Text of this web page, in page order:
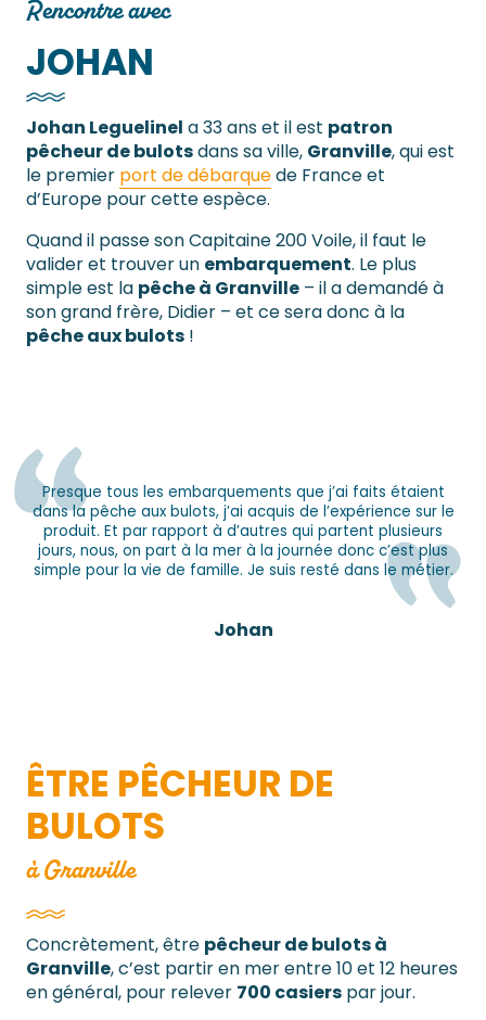
Rencontre avec
JOHAN
Johan Leguelinel a 33 ans et il est patron
pêcheur de bulotsdans sa ville, Granville, qui est
le premier port de débarquede France et
d’Europe pour cette espèce.
Quand il passe son Capitaine 200 Voile, il faut le
valider et trouver un embarquement. Le plus
simple est la pêche à Granville – il a demandé à
son grand frère, Didier – et ce sera donc à la
pêche aux bulots !
Presque tous les embarquements que j’ai faits étaient
dans la pêche aux bulots, j’ai acquis de l’expérience sur le
produit. Et par rapport à d’autres qui partent plusieurs
jours, nous, on part à la mer à la journée donc c’est plus
simple pour la vie de famille. Je suis resté dans le métier.
Johan
ÊTRE PÊCHEUR DE
BULOTS
à Granville
Concrètement, être pêcheur de bulots à
Granville, c’est partir en mer entre 10 et 12 heures
en général, pour relever 700 casiers par jour.